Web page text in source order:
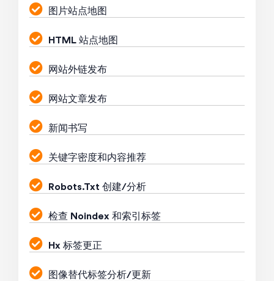
图片站点地图
HTML 站点地图
网站外链发布
网站文章发布
新闻书写
关键字密度和内容推荐
Robots.Txt 创建/分析
检查 Noindex 和索引标签
Hx 标签更正
图像替代标签分析/更新